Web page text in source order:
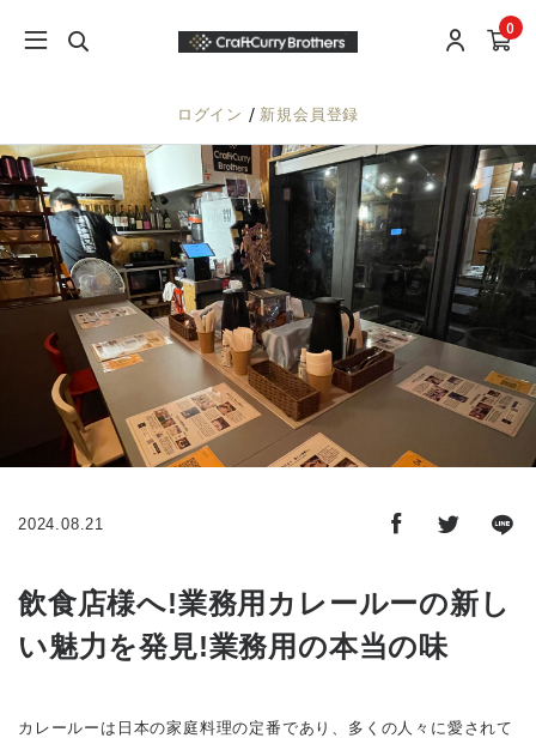
0
ログイン / 新規会員登録
2024.08.21
飲食店様へ!業務用カレールーの新し
い魅力を発見!業務用の本当の味
カレールーは日本の家庭料理の定番であり、多くの人々に愛されて